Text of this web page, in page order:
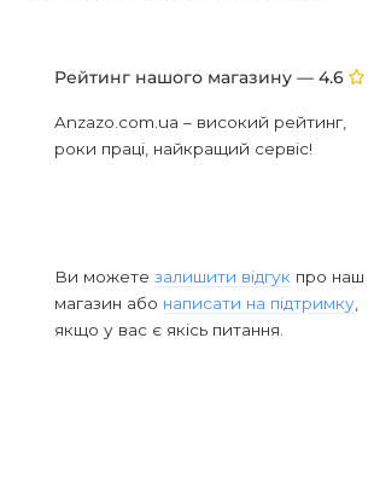
Рейтинг нашого магазину — 4.6
Anzazo.com.ua – високий рейтинг,
роки праці, найкращий сервіс!
Ви можете залишити відгук про наш
магазин або написати на підтримку
якщо у вас є якісь питання.